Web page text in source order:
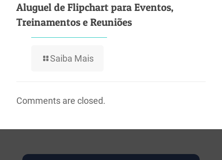
Aluguel de Flipchart para Eventos,
Treinamentos e Reuniões
Saiba Mais
Comments are closed.